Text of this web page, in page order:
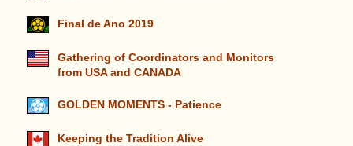
Final de Ano 2019
Gathering of Coordinators and Monitors
from USA and CANADA
GOLDEN MOMENTS - Patience
Keeping the Tradition Alive